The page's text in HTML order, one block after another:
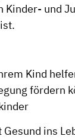
und
Kind
fördern
ins